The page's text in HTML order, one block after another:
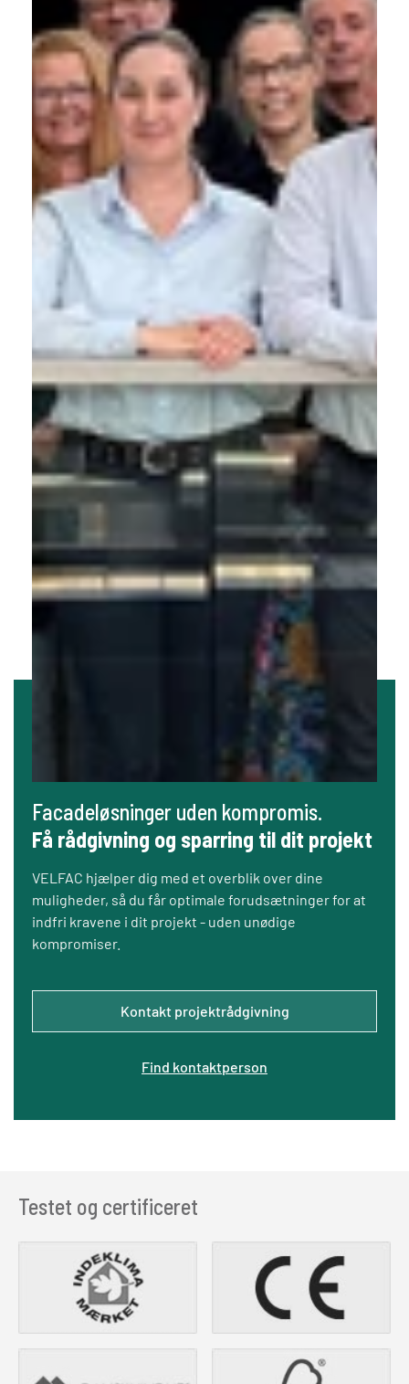
Facadeløsninger uden kompromis.
Få rådgivning og sparring til dit projekt
VELFAC hjælper dig med et overblik over dine
muligheder, så du får optimale forudsætninger for at
indfri kravene i dit projekt - uden unødige
kompromiser.
Kontakt projektrådgivning
Find kontaktperson
Testet og certificeret